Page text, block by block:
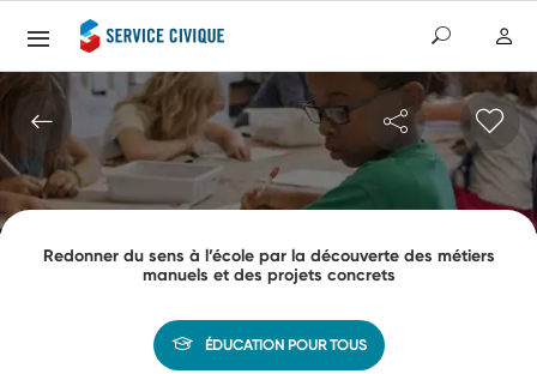
Redonner du sens à l’école par la découverte des métiers
manuels et des projets concrets
ÉDUCATION POUR TOUS